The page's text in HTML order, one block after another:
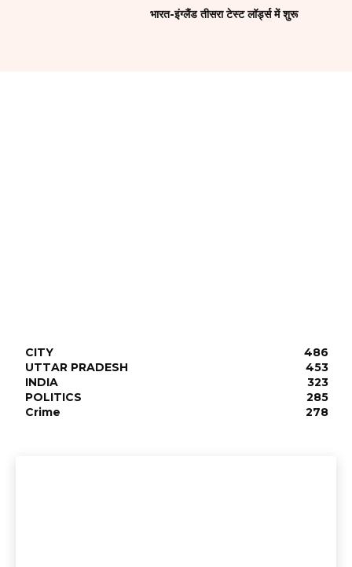
भारत-इंग्लैंड तीसरा टेस्ट लॉर्ड्स में शुरू
CITY
486
UTTAR PRADESH
453
INDIA
323
POLITICS
285
Crime
278